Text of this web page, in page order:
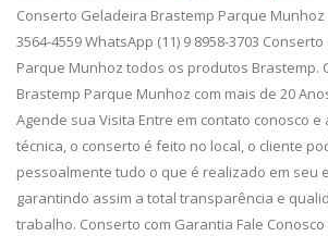
Conserto Geladeira Brastemp Parque Munhoz
3564-4559 WhatsApp (11) 9 8958-3703
Parque Munhoz todos os produtos Brastemp.
Brastemp Parque Munhoz com mais de 20
Agende sua Visita Entre em contato conosco
técnica, o conserto é feito no local, o cliente
pessoalmente tudo o que é realizado em seu
garantindo assim a total transparência e
trabalho. Conserto com Garantia Fale